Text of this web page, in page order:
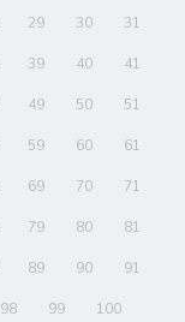
29 30 31
39 40 41
49 50 51
59 60 61
69 70 71
79 80 81
89 90 91
98 99 100